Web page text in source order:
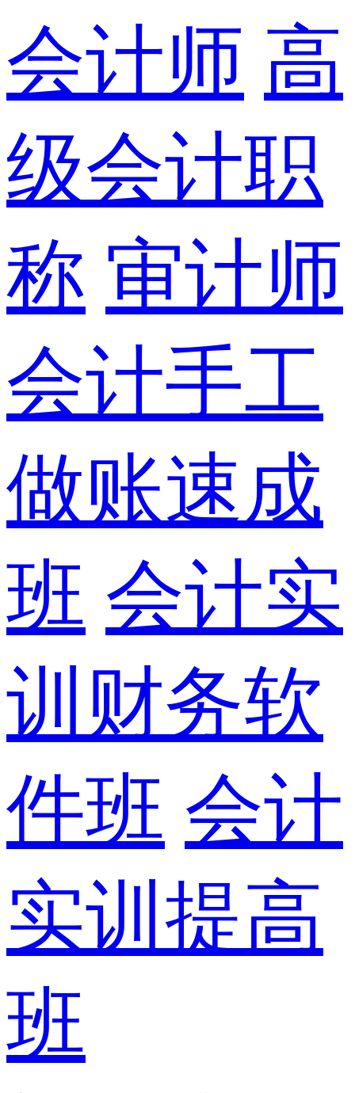
会计师 高
级会计职
称 审计师
会计手工
做账速成
班 会计实
训财务软
件班 会计
实训提高
班